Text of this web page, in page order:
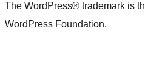
The WordPress® trademark is
WordPress Foundation.